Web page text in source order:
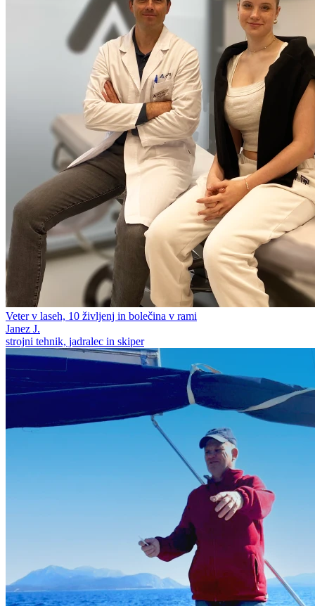
Veter v laseh, 10 življenj in bolečina v rami
Janez J.
strojni tehnik, jadralec in skiper